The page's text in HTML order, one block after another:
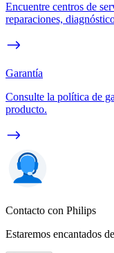
Encuentre centros de
reparaciones,
Garantía
Consulte la política de
producto.
Contacto con Philips
Estaremos encantados